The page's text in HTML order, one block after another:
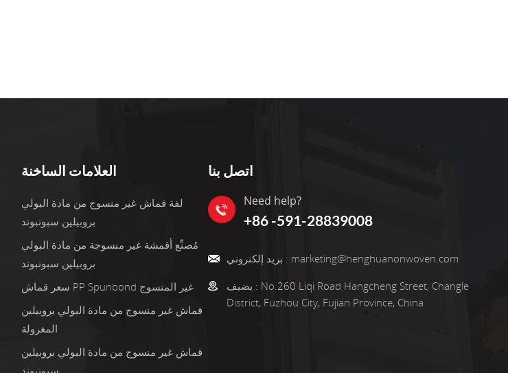
العلامات الساخنة
لفة قماش غير منسوج من مادة البولي
بروبيلين سبونبوند
مُصنِّع أقمشة غير منسوجة من مادة البولي
بروبيلين سبونبوند
سعر قماش PP Spunbond غير المنسوج
قماش غير منسوج من مادة البولي بروبيلين
المغزولة
قماش غير منسوج من مادة البولي بروبيلين
سبونبوند
اتصل بنا
Need help?
+86 -591-28839008
بريد إلكتروني : marketing@henghuanonwoven.com
يضيف : No.260 Liqi Road Hangcheng Street, Changle
District, Fuzhou City, Fujian Province, China